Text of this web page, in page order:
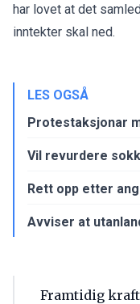
har lovet at det
inntekter skal ned.
LES OGSÅ
Protestaksjonar
Vil revurdere
Rett opp etter
Avviser at
Framtidig